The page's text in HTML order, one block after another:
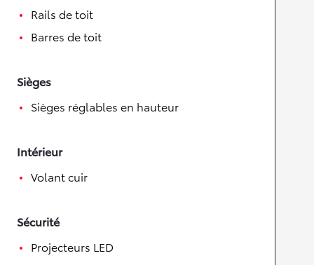
Rails de toit
Barres de toit
Sièges
Sièges réglables en hauteur
Intérieur
Volant cuir
Sécurité
Projecteurs LED